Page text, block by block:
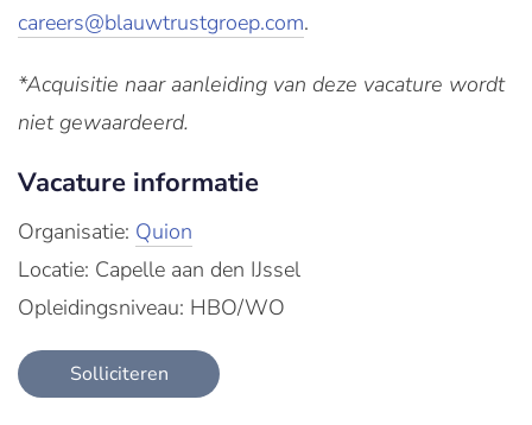
careers@blauwtrustgroep.com.
*Acquisitie naar aanleiding van deze vacature wordt
niet gewaardeerd.
Vacature informatie
Organisatie: Quion
Locatie: Capelle aan den IJssel
Opleidingsniveau: HBO/WO
Solliciteren